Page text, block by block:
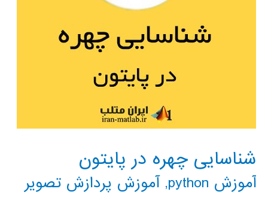
شناسایی چهره در پایتون
آموزش python ,آموزش پردازش تصویر